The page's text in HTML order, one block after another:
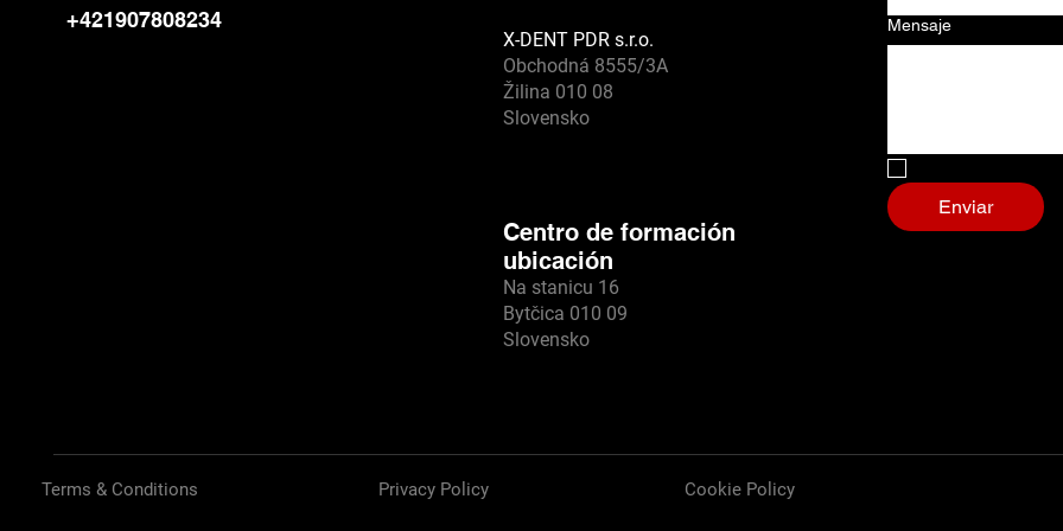
+421907808234
X-DENT PDR s.r.o.
Obchodná 8555/3A
Žilina 010 08
Slovensko
Centro de formación
ubicación
Na stanicu 16
Bytčica 010 09
Slovensko
Mensaje
Enviar
Terms & Conditions Privacy Policy Cookie Policy